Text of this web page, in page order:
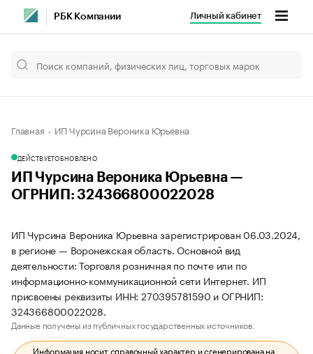
РБК Компании Личный кабинет
Главная ИП Чурсина Вероника Юрьевна
ДЕЙСТВУЕТОБНОВЛЕНО
ИП Чурсина Вероника Юрьевна —
ОГРНИП: 324366800022028
ИП Чурсина Вероника Юрьевна зарегистрирован 06.03.2024,
в регионе — Воронежская область. Основной вид
деятельности: Торговля розничная по почте или по
информационно-коммуникационной сети Интернет. ИП
присвоены реквизиты ИНН: 270395781590 и ОГРНИП:
324366800022028.
Данные получены из публичных государственных источников.
Информация носит справочный характер и сгенерирована на